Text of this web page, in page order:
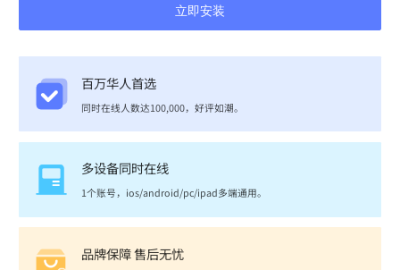
立即安装
百万华人首选
同时在线人数达100,000，好评如潮。
多设备同时在线
1个账号，ios/android/pc/ipad多端通用。
品牌保障 售后无忧